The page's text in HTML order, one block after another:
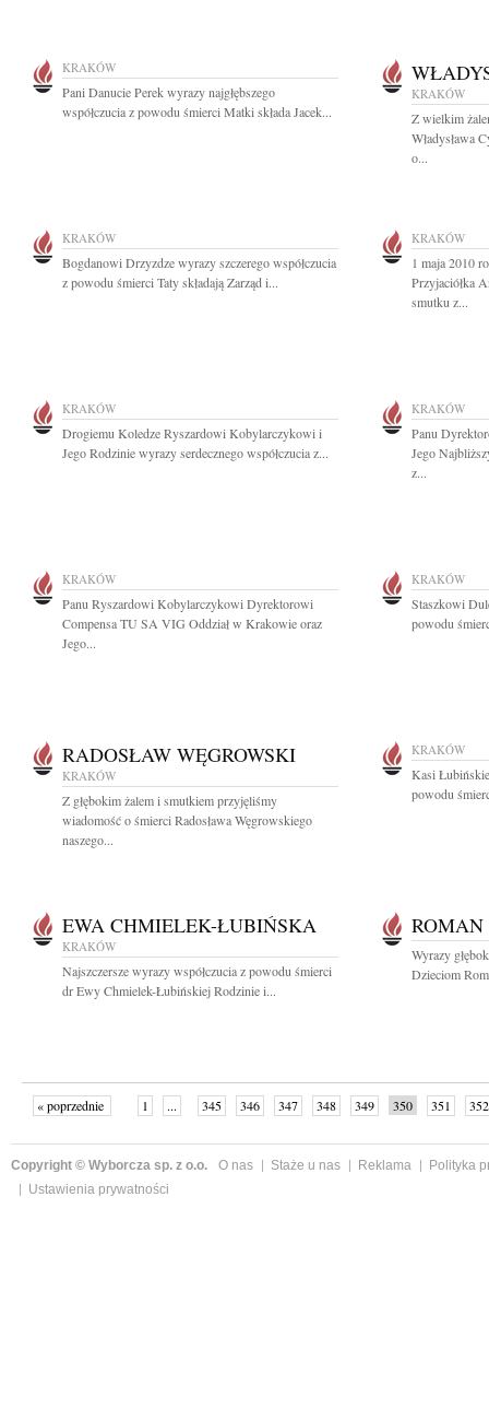
KRAKÓW
Pani Danucie Perek wyrazy najgłębszego
współczucia z powodu śmierci Matki składa Jacek...
KRAKÓW
Z wielkim
Władysława
o...
KRAKÓW
Bogdanowi Drzyzdze wyrazy szczerego współczucia
z powodu śmierci Taty składają Zarząd i...
KRAKÓW
1 maja 2010
Przyjaciółka
smutku z...
KRAKÓW
Drogiemu Koledze Ryszardowi Kobylarczykowi i
Jego Rodzinie wyrazy serdecznego współczucia z...
KRAKÓW
Panu
Jego
z...
KRAKÓW
Panu Ryszardowi Kobylarczykowi Dyrektorowi
Compensa TU SA VIG Oddział w Krakowie oraz
Jego...
KRAKÓW
Staszkowi
powodu
RADOSŁAW WĘGROWSKI
KRAKÓW
Z głębokim żalem i smutkiem przyjęliśmy
wiadomość o śmierci Radosława Węgrowskiego
naszego...
KRAKÓW
Kasi
powodu
EWA CHMIELEK-ŁUBIŃSKA
KRAKÓW
Najszczersze wyrazy współczucia z powodu śmierci
dr Ewy Chmielek-Łubińskiej Rodzinie i...
ROMAN
Wyrazy
Dzieciom
« poprzednie 1 ... 345 346 347 348 349 350 351
352
Copyright © Wyborcza sp. z o.o. O nas Staże u nas Reklama
Polityka
Ustawienia prywatności